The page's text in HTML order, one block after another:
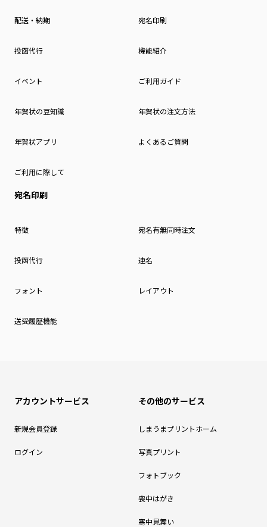
配送・納期 宛名印刷
投函代行 機能紹介
イベント ご利用ガイド
年賀状の豆知識 年賀状の注文方法
年賀状アプリ よくあるご質問
ご利用に際して
宛名印刷
特徴 宛名有無同時注文
投函代行 連名
フォント レイアウト
送受履歴機能
アカウントサービス
新規会員登録
ログイン
その他のサービス
しまうまプリントホーム
写真プリント
フォトブック
喪中はがき
寒中見舞い